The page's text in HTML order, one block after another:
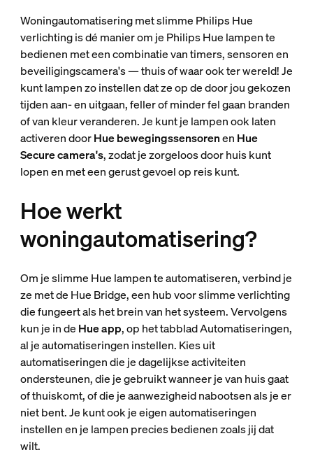
Woningautomatisering met slimme Philips Hue
verlichting is dé manier om je Philips Hue lampen te
bedienen met een combinatie van timers, sensoren en
beveiligingscamera's — thuis of waar ook ter wereld! Je
kunt lampen zo instellen dat ze op de door jou gekozen
tijden aan- en uitgaan, feller of minder fel gaan branden
of van kleur veranderen. Je kunt je lampen ook laten
activeren doorHue bewegingssensorenen Hue
Secure camera's, zodat je zorgeloos door huis kunt
lopen en met een gerust gevoel op reis kunt.
Hoe werkt
woningautomatisering?
Om je slimme Hue lampen te automatiseren, verbind je
ze met de Hue Bridge, een hub voor slimme verlichting
die fungeert als het brein van het systeem. Vervolgens
kun je in de Hue app, op het tabblad Automatiseringen,
al je automatiseringen instellen. Kies uit
automatiseringen die je dagelijkse activiteiten
ondersteunen, die je gebruikt wanneer je van huis gaat
of thuiskomt, of die je aanwezigheid nabootsen als je er
niet bent. Je kunt ook je eigen automatiseringen
instellen en je lampen precies bedienen zoals jij dat
wilt.